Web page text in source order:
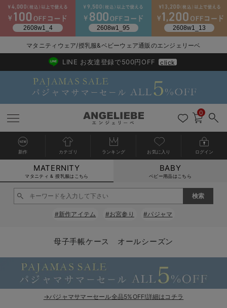
マタニティウェア全て
マタニティ ワンピース
マタニティ トップス
マタニティ アウター（コート）・ママコート
マタニティ 下着・インナー全て
授乳ブラ・マタニティブラ（マタニティインナー・産後用品）
マタニティ 授乳 キャミソール
産褥ショーツ
授乳服全て
マタニティ フォーマル全て
マタニティ スーツ
マタニティ フォーマル パンツ・ボトムス
授乳用品全て
妊婦用 抱き枕・授乳クッション
マタニティレッグウェア全て
マタニティストッキング・タイツ
マタニティ ボディケア全て
アウトレット全て
【アウトレット】ワンピース
【アウトレット】パジャマ
【アウトレット】インナー
特集全て
コットン素材
再入荷全て
再入荷｜インナー
戻る
送料無料アイテム全て
ワンピース
スカート
パジャマ
戻る
ブラキャミ おまとめ
戻る
【37周年祭セール】
【37周年祭セール】
戻る
気温差別オススメア
【15℃】3月下旬～
戻る
動きやすく着回しで
戻る
強撚スムース(コスパ
戻る
マタニティウェア
【おまとめ割】パジ
戻る
こだわりの履き心地
カジュアル
オフィス
戻る
ジャケット派
きれいめ美脚パンツ派
ツィード派
戻る
出産準備応援割全て
マタニティパジャマ
戻る
【オフィスカジュア
戻る
レギンスタイプ
戻る
【フォーマル】ワン
戻る
【ベビー】長袖
戻る
ハンカチ
短肌着
セット
戻る
快適ウェア10%OFF
快適ウェア10%OFF
戻る
春のマタニティワン
セットアップ・ レイ
ジャンパースカート/
ワーク・オフィス
戻る
Gift Selection 出産
〜3,000円（税込）
10,001円（税込）〜
女の子におススメの
戻る
冬の冷え対策インナ
薄くてあったか
保温&リカバリー
レギンス・タイツ
戻る
入院準備の持ち物チ
入院してすぐ使うグ
戻る
冬のあったか特集全て
【冬のあったか特集
【冬のあったか特集
マタニティウェア/授乳服&ベビーウェア通販のエンジェリーベ
2026/NewArrival
送料495円(一部地域を除く) 7,700円以上で送料無料
LINE お友達登録で500円OFF click
0
新作 カテゴリ ランキング お気に入り ログイン
MATERNITY
マタニティ & 授乳服はこちら
BABY
ベビー用品はこちら
#新作アイテム #お宮参り #パジャマ
母子手帳ケース オールシーズン
→パジャマサマーセール全品5%OFF!詳細はコチラ
カートに入れる
閉じる